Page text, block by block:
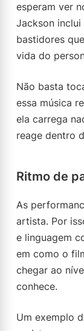
esperam ver
Jackson
bastidores
vida do
Não basta
essa música
ela carrega
reage dentro
Ritmo de
As
artista. Por
e linguagem
em como o
chegar ao
conhece.
Um exemplo